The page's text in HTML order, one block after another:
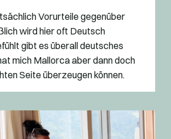
Vorurteile gegenüber
wird hier oft Deutsch
gibt es überall deutsches
mich Mallorca aber dann doch
Seite überzeugen können.